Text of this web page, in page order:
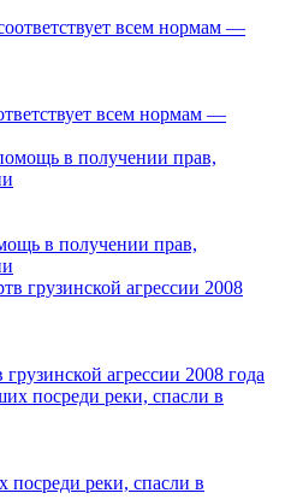
всем нормам —
в получении прав,
агрессии 2008 года
посреди реки, спасли в